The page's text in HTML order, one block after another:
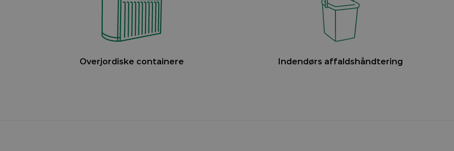
Overjordiske containere Indendørs affaldshåndtering